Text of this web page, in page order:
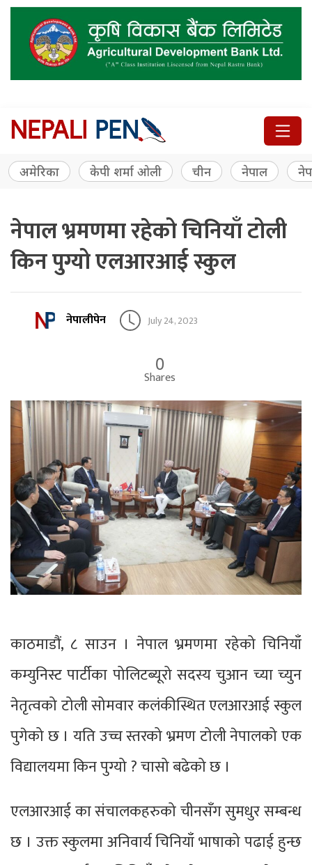
अमेरिका केपी शर्मा ओली चीन नेपाल
नेपाल भ्रमणमा रहेको चिनियाँ टोली
किन पुग्यो एलआरआई स्कुल
नेपालीपेन July 24, 2023
0
Shares
काठमाडौं, ८ साउन । नेपाल भ्रमणमा रहेको चिनियाँ
कम्युनिस्ट पार्टीका पोलिटब्यूरो सदस्य चुआन च्या च्युन
नेतृत्वको टोली सोमवार कलंकीस्थित एलआरआई स्कुल
पुगेको छ । यति उच्च स्तरको भ्रमण टोली नेपालको एक
विद्यालयमा किन पुग्यो ? चासो बढेको छ ।
एलआरआई का संचालकहरुको चीनसँग सुमधुर सम्बन्ध
छ । उक्त स्कुलमा अनिवार्य चिनियाँ भाषाको पढाई हुन्छ